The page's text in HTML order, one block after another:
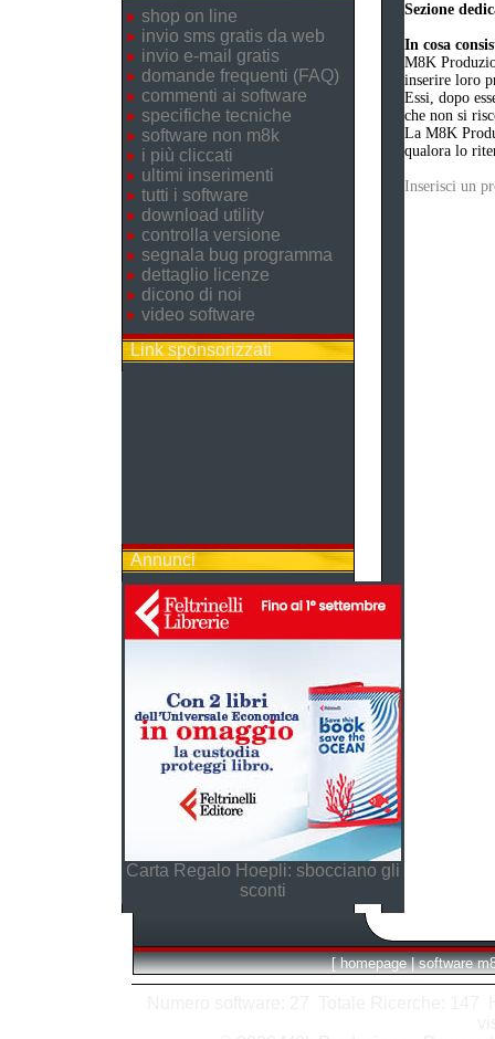
shop on line
invio sms gratis da web
invio e-mail gratis
domande frequenti (FAQ)
commenti ai software
specifiche tecniche
software non m8k
i più cliccati
ultimi inserimenti
tutti i software
download utility
controlla versione
segnala bug programma
dettaglio licenze
dicono di noi
video software
Link sponsorizzati
Annunci
Carta Regalo Hoepli: sbocciano gli
sconti
Sezione
In cosa
M8K
inserire loro
Essi, dopo
che non si
La M8K
qualora lo
Inserisci un
[ homepage | software